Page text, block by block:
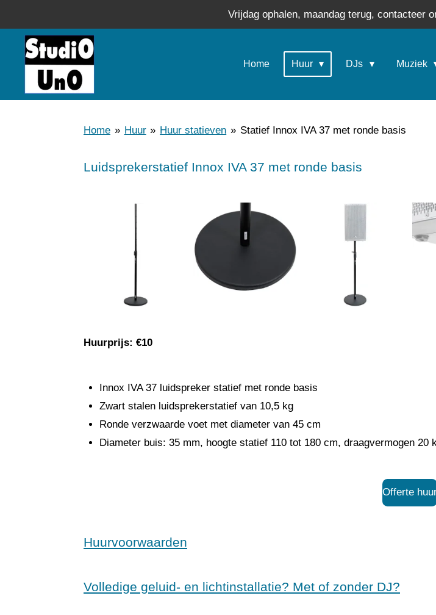
direct
naar
hoofdinhoud
Vrijdag ophalen, maandag terug, contacteer
Home Huur DJs Muziek
Home » Huur » Huur statieven » Statief Innox IVA 37 met ronde basis
Luidsprekerstatief Innox IVA 37 met ronde basis
Huurprijs: €10
Innox IVA 37 luidspreker statief met ronde basis
Zwart stalen luidsprekerstatief van 10,5 kg
Ronde verzwaarde voet met diameter van 45 cm
Diameter buis: 35 mm, hoogte statief 110 tot 180 cm, draagvermogen 20
Offerte
Huurvoorwaarden
Volledige geluid- en lichtinstallatie? Met of zonder DJ?